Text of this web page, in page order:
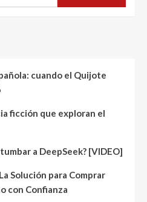
cuando el Quijote
ficción que exploran el
a DeepSeek? [VIDEO]
Solución para Comprar
con Confianza